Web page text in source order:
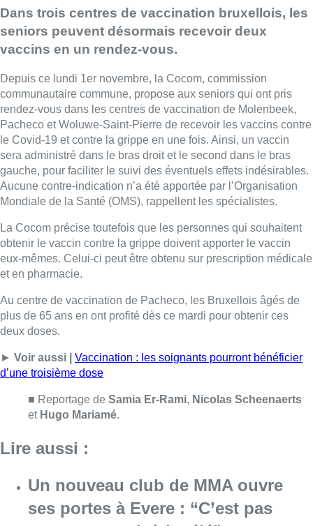
Mondiale de la Santé (OMS), rappellent les spécialistes.
La Cocom précise toutefois que les personnes qui souhaitent
obtenir le vaccin contre la grippe doivent apporter le vaccin
et en pharmacie.
Au centre de vaccination de Pacheco, les Bruxellois âgés de
plus de 65 ans en ont profité dès ce mardi pour obtenir ces
deux doses.
►Voir aussi | Vaccination : les soignants pourront bénéficier
d’une troisième dose
etHugo Mariamé.
Lire aussi :
Un nouveau club de MMA ouvre
ses portes à Evere : “C’est pas